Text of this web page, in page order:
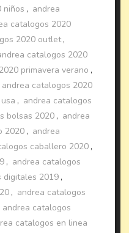
niños , andrea
catalogos 2020
2020 outlet,
catalogos 2020
primavera verano ,
andrea catalogos 2020
, andrea catalogos
bolsas 2020 , andrea
2020 , andrea
caballero 2020 ,
, andrea catalogos
digitales 2019 ,
, andrea catalogos
andrea catalogos
catalogos en linea